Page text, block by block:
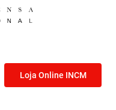
Loja Online INCM